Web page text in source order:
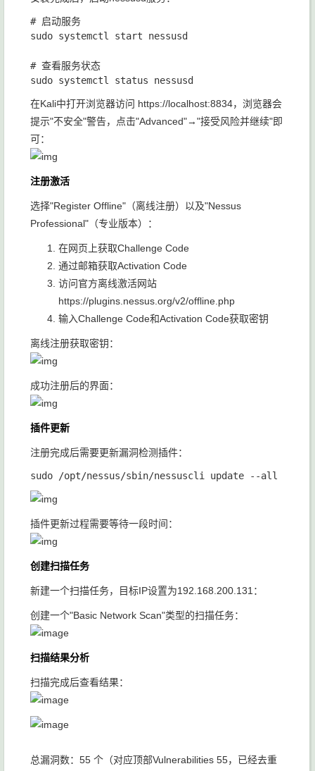
# 启动服务
sudo systemctl start nessusd
# 查看服务状态
在Kali中打开浏览器访问 https://localhost:8834，浏览器会
提示"不安全"警告，点击"Advanced"→"接受风险并继续"即
可：
注册激活
选择"Register Offline"（离线注册）以及"Nessus
Professional"（专业版本）：
在网页上获取Challenge Code
通过邮箱获取Activation Code
访问官方离线激活网站
https://plugins.nessus.org/v2/offline.php
输入Challenge Code和Activation Code获取密钥
离线注册获取密钥：
成功注册后的界面：
插件更新
注册完成后需要更新漏洞检测插件：
插件更新过程需要等待一段时间：
创建扫描任务
新建一个扫描任务，目标IP设置为192.168.200.131：
创建一个"Basic Network Scan"类型的扫描任务：
扫描结果分析
扫描完成后查看结果：
总漏洞数：55 个（对应顶部Vulnerabilities 55，已经去重